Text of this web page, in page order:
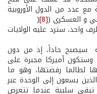
مع عدد من الدول الأوروبية
و العسكري ([8]
(
واحد، سترد عليه الولايات
سيصبح حاداً، إذ من دون
وستكون أميركا مجبرة على
لطالما رفضتها، وهو ما
يسعون إلى الوحدة عبر
تبقى سلبية عندما تتعرض